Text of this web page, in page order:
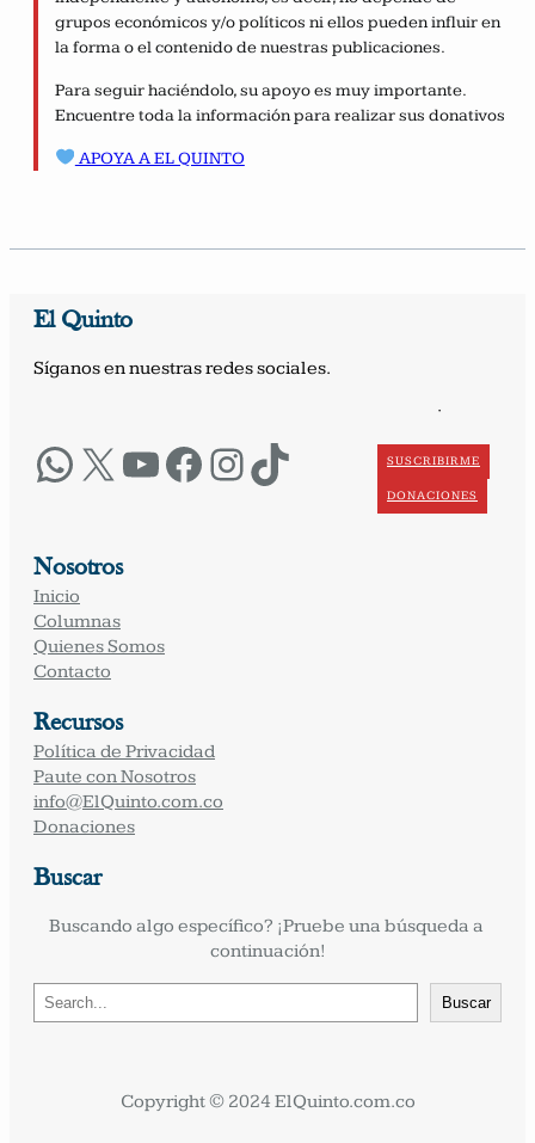
grupos económicos y/o políticos ni ellos pueden influir en
la forma o el contenido de nuestras publicaciones.
Para seguir haciéndolo, su apoyo es muy importante.
Encuentre toda la información para realizar sus donativos
APOYA A EL QUINTO
El Quinto
Síganos en nuestras redes sociales.
WhatsApp X YouTube Facebook InstagramTikTok
·
SUSCRIBIRME
DONACIONES
Nosotros
Inicio
Columnas
Quienes Somos
Contacto
Recursos
Política de Privacidad
Paute con Nosotros
info@ElQuinto.com.co
Donaciones
Buscar
Buscando algo específico? ¡Pruebe una búsqueda a
continuación!
u
a
Buscar
Copyright © 2024 ElQuinto.com.co